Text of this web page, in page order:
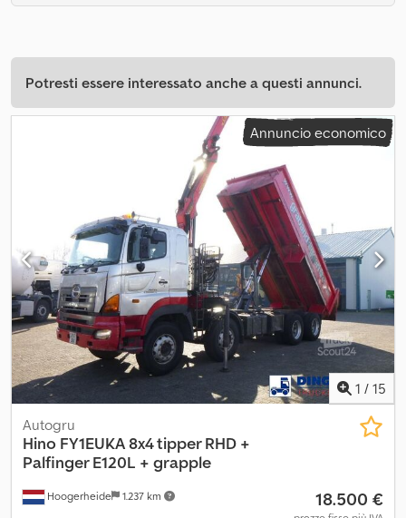
Potresti essere interessato anche a questi annunci.
Annuncio economico
1 / 15
Hoogerheide 1.237 km
Autogru
Hino FY1EUKA 8x4 tipper RHD +
Palfinger E120L + grapple
18.500 €